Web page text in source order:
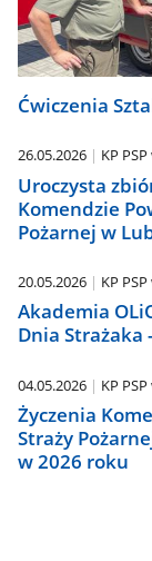
Ćwiczenia
26.05.2026 KP
Uroczysta
Komendzie
Pożarnej w
20.05.2026 KP
Akademia
Dnia Strażaka
04.05.2026 KP
Życzenia
Straży
w 2026 roku